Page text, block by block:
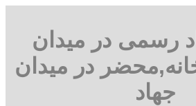
رسمی در میدان
در میدان
جهاد